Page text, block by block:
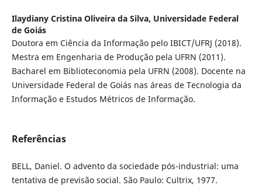
Ilaydiany Cristina Oliveira da Silva, Universidade Federal
de Goiás
Doutora em Ciência da Informação pelo IBICT/UFRJ (2018).
Mestra em Engenharia de Produção pela UFRN (2011).
Bacharel em Biblioteconomia pela UFRN (2008). Docente na
Universidade Federal de Goiás nas áreas de Tecnologia da
Informação e Estudos Métricos de Informação.
Referências
BELL, Daniel. O advento da sociedade pós-industrial: uma
tentativa de previsão social. São Paulo: Cultrix, 1977.